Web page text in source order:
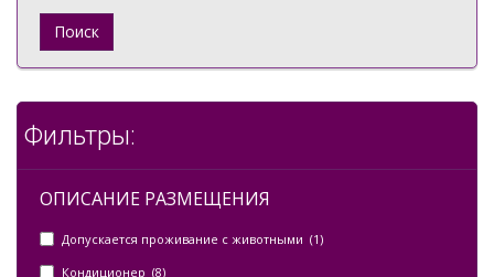
Поиск
Фильтры:
ОПИСАНИЕ РАЗМЕЩЕНИЯ
Допускается проживание с животными (1)
Кондиционер (8)